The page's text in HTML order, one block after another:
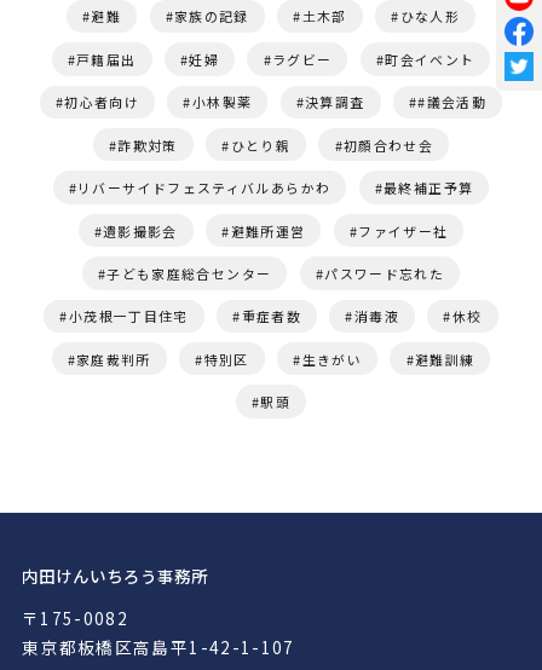
避難 家族の記録 土木部 ひな人形
戸籍届出 妊婦 ラグビー 町会イベント
初心者向け 小林製薬 決算調査 #議会活動
詐欺対策 ひとり親 初顔合わせ会
リバーサイドフェスティバルあらかわ 最終補正予算
遺影撮影会 避難所運営 ファイザー社
子ども家庭総合センター パスワード忘れた
小茂根一丁目住宅 重症者数 消毒液 休校
家庭裁判所 特別区 生きがい 避難訓練
駅頭
内田けんいちろう事務所
〒175-0082
東京都板橋区高島平1-42-1-107